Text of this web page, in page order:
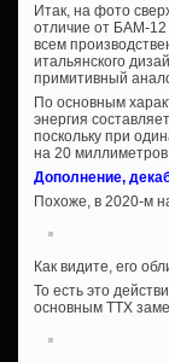
Итак, на фото
отличие от БАМ-12
всем
итальянского
примитивный
По основным
энергия
поскольку при
на 20
Дополнение,
Похоже, в 2020-м
Как видите, его
То есть это
основным ТТХ